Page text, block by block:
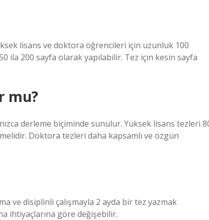
lisans ve doktora öğrencileri için uzunluk 100
ila 200 sayfa olarak yapılabilir. Tez için kesin sayfa
mu?
derleme biçiminde sunulur. Yüksek lisans tezleri
Doktora tezleri daha kapsamlı ve özgün
ve disiplinli çalışmayla 2 ayda bir tez yazmak
ihtiyaçlarına göre değişebilir.